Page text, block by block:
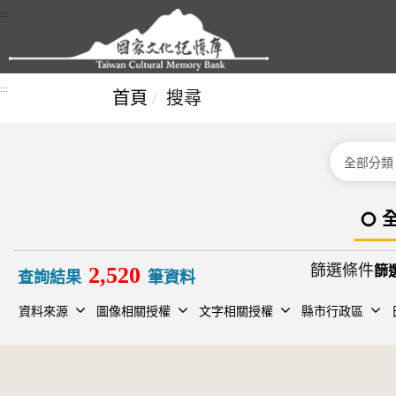
跳到主要內容區塊
:::
::: 首頁 搜尋
分類
查詢結果 2,520 筆資料 篩選條件
資料來源 圖像相關授權 文字相關授權 縣市行政區